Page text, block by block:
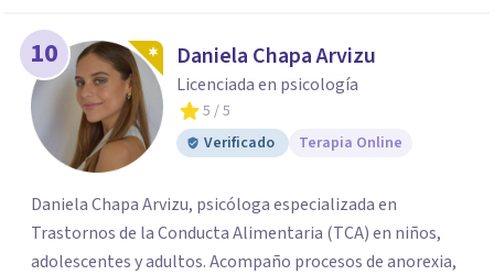
10 Daniela Chapa Arvizu
Licenciada en psicología
5 / 5
Verificado
Terapia Online
Daniela Chapa Arvizu, psicóloga especializada en
Trastornos de la Conducta Alimentaria (TCA) en niños,
adolescentes y adultos. Acompaño procesos de anorexia,